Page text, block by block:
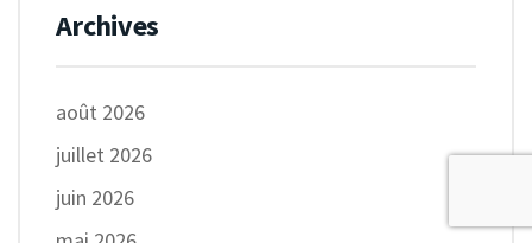
Archives
août 2026
juillet 2026
juin 2026